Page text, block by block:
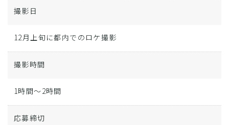
撮影日
12月上旬に都内でのロケ撮影
撮影時間
1時間～2時間
応募締切